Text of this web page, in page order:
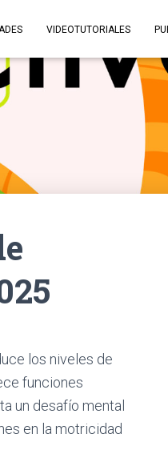
VIDEOTUTORIALES
los niveles de
funciones
un desafío mental
en la motricidad